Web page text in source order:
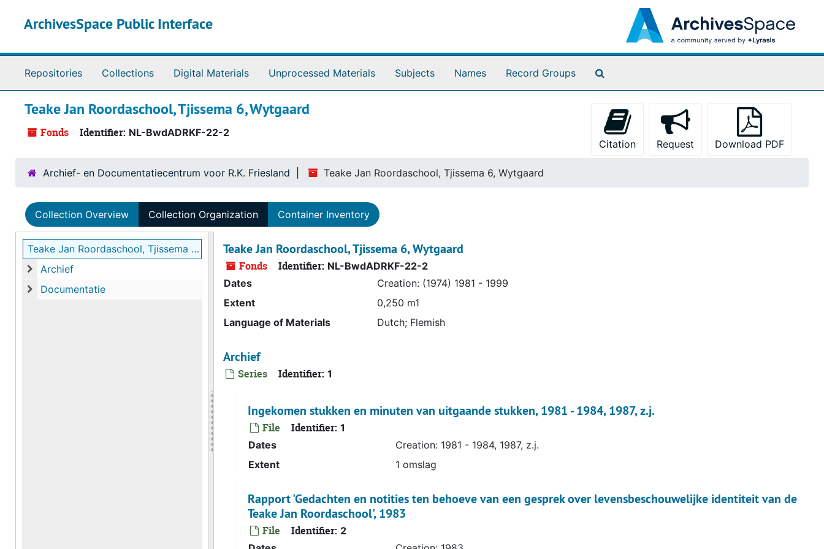
ArchivesSpace Public Interface
Repositories Collections Digital Materials Unprocessed Materials Subjects Names Record Groups
Teake Jan Roordaschool, Tjissema 6, Wytgaard
Fonds Identifier: NL-BwdADRKF-22-2
Citation
Request Download PDF
Archief- en Documentatiecentrum voor R.K. Friesland Teake Jan Roordaschool, Tjissema 6, Wytgaard
Collection Overview Collection Organization Container Inventory
Teake Jan Roordaschool, Tjissema 6, Wytgaard
Archief
Documentatie
Teake Jan Roordaschool, Tjissema 6, Wytgaard
Fonds Identifier: NL-BwdADRKF-22-2
Dates
Creation: (1974) 1981 - 1999
Extent
0,250 m1
Language of Materials
Dutch; Flemish
Archief
Series Identifier: 1
Ingekomen stukken en minuten van uitgaande stukken, 1981 - 1984, 1987, z.j.
File Identifier: 1
Dates
Creation: 1981 - 1984, 1987, z.j.
Extent
1 omslag
Rapport 'Gedachten en notities ten behoeve van een gesprek over levensbeschouwelijke identiteit van de
Teake Jan Roordaschool', 1983
File Identifier: 2